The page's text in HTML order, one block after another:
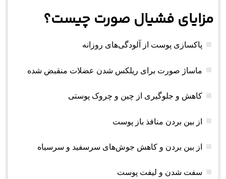
مزایای فشیال صورت چیست؟
پاکسازی پوست از آلودگی‌های روزانه
ماساژ صورت برای ریلکس شدن عضلات منقبض شده
کاهش و جلوگیری از چین و چروک پوستی
از بین بردن منافذ باز پوست
از بین بردن و کاهش جوش‌های سرسفید و سرسیاه
سفت شدن و لیفت پوست